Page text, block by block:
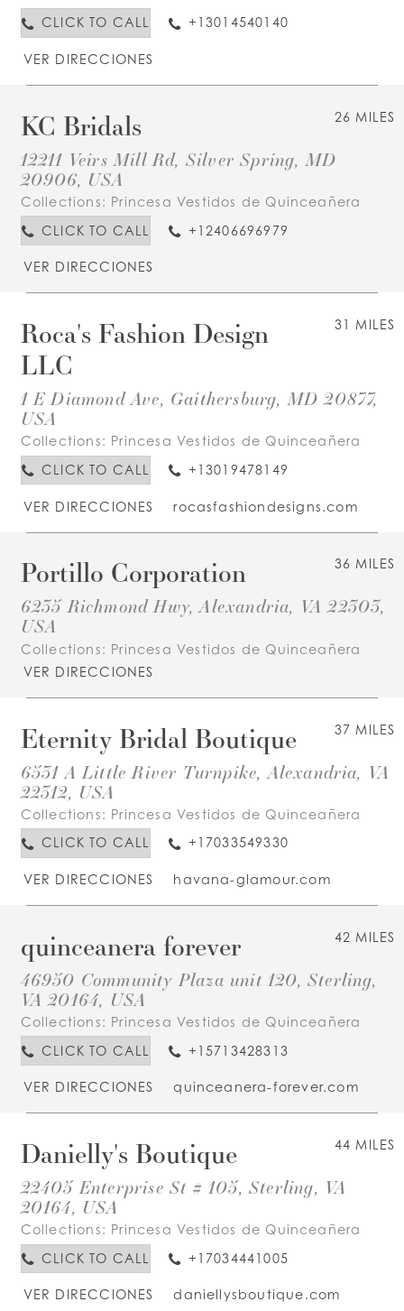
CLICK TO CALL
+13014540140
VER DIRECCIONES
26 MILES
KC Bridals
12211 Veirs Mill Rd, Silver Spring, MD
20906, USA
Collections: Princesa Vestidos de Quinceañera
CLICK TO CALL
+12406696979
VER DIRECCIONES
31 MILES
Roca's Fashion Design
LLC
1 E Diamond Ave, Gaithersburg, MD 20877,
USA
Collections: Princesa Vestidos de Quinceañera
CLICK TO CALL
+13019478149
VER DIRECCIONES rocasfashiondesigns.com
36 MILES
Portillo Corporation
6235 Richmond Hwy, Alexandria, VA 22303,
USA
Collections: Princesa Vestidos de Quinceañera
VER DIRECCIONES
37 MILES
Eternity Bridal Boutique
6531 A Little River Turnpike, Alexandria, VA
22312, USA
Collections: Princesa Vestidos de Quinceañera
CLICK TO CALL
+17033549330
VER DIRECCIONES havana-glamour.com
42 MILES
quinceanera forever
46950 Community Plaza unit 120, Sterling,
VA 20164, USA
Collections: Princesa Vestidos de Quinceañera
CLICK TO CALL
+15713428313
VER DIRECCIONES quinceanera-forever.com
44 MILES
Danielly's Boutique
22405 Enterprise St # 105, Sterling, VA
20164, USA
Collections: Princesa Vestidos de Quinceañera
CLICK TO CALL
+17034441005
VER DIRECCIONES daniellysboutique.com